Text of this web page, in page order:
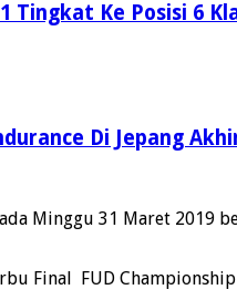
Tingkat Ke Posisi 6
Di Jepang
Minggu 31 Maret 2019
Final FUD